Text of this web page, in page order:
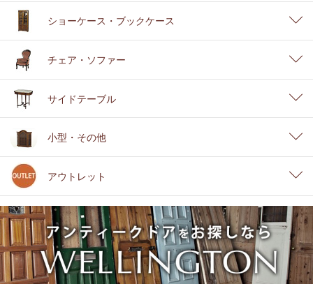
ショーケース・ブックケース
チェア・ソファー
サイドテーブル
小型・その他
アウトレット